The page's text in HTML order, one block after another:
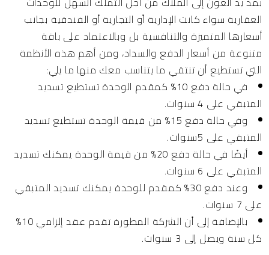
العقارية سواء كانت الإدارية أو التجارية أو الفندقية بجانب
أسعارها المتميزة والتنافسية بل وبالاعتماد على باقة
متنوعة من أسعار الدفع والسداد، ومن أهم هذه الأنظمة
التي تستطيع أن تنتقي ما يتناسب معك منها ما يلي:
في حالة دفع 10% كمقدم الوحدة تستطيع تسديد
المتبقي على 4 سنوات.
وفي حالة دفع 15% من قيمة الوحدة تستطيع تسديد
المتبقي على 5سنوات.
أيضًا في حالة دفع 20% من قيمة الوحدة يمكنك تسديد
المتبقي على 6 سنوات.
وعند دفع 30% كمقدم للوحدة يمكنك تسديد المتبقي
على 7 سنوات.
بالإضافة إلى أن الشركة المطورة تقدم عقد إلزامي 10%
كل سنة ويصل إلى 3 سنوات.